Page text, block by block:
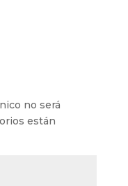
no será
están